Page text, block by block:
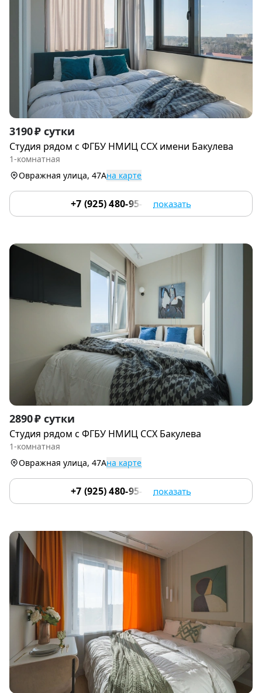
Item
1
of
3190 ₽ сутки
Студия рядoм с ФГБУ НМИЦ ССХ имени Бакулева
1-комнатная
Овражная улица, 47Ана карте
+7 (925) 480-95-17 показать
Item
1
of
2890 ₽ сутки
Студия рядoм с ФГБУ НМИЦ ССХ Бакулева
1-комнатная
Овражная улица, 47Ана карте
+7 (925) 480-95-17 показать